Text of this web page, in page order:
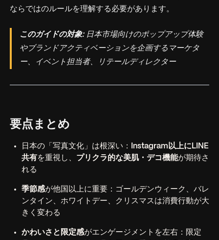
ならではのルールを理解する必要があります。
このガイドの対象:日本市場向けのポップアップ体験
やブランドアクティベーションを企画するマーケタ
ー、イベント担当者、リテールディレクター
要点まとめ
日本の「写真文化」は根深い：
Instagram以上にLINE
共有を重視し、 プリクラ的な美肌・デコ機能が期待さ
れる
季節感が他国以上に重要：ゴールデンウィーク、バレ
ンタイン、ホワイトデー、クリスマスは消費行動が大
きく変わる
かわいさと限定感がエンゲージメントを左右：限定